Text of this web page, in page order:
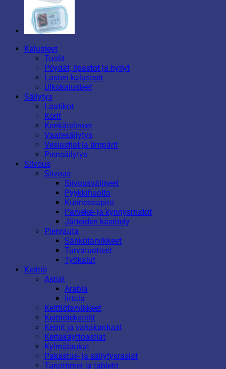
Kalusteet
Tuolit
Pöydät, lipastot ja hyllyt
Lasten kalusteet
Ulkokalusteet
Säilytys
Laatikot
Korit
Kenkätelineet
Vaatesäilytys
Vesiastiat ja ämpärit
Piensäilytys
Siivous
Siivous
Siivousvälineet
Pyykkihuolto
Kunnossapito
Parveke- ja kynnysmatot
Jätteiden käsittely
Pienrauta
Sähkötarvikkeet
Turvatuotteet
Työkalut
Keittiö
Astiat
Arabia
Iittala
Keittiötarvikkeet
Keittiötekstiilit
Kernit ja vahakankaat
Kertakäyttöastiat
Kylmälaukut
Pakastus- ja säilytysrasiat
Tarjottimet ja tabletit